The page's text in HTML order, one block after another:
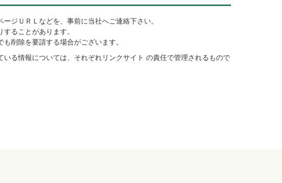
ジＵＲＬなどを、事前に当社へご連絡下さい。
ることがあります。
削除を要請する場合がございます。
る情報については、それぞれリンクサイト の責任で管理されるもので